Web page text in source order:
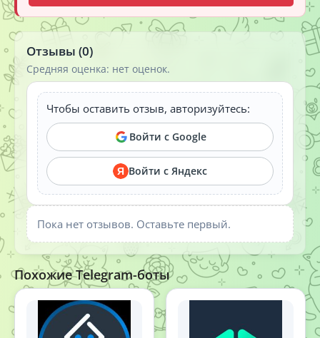
Отзывы (0)
Средняя оценка: нет оценок.
Чтобы оставить отзыв, авторизуйтесь:
Войти с Google
Я Войти с Яндекс
Пока нет отзывов. Оставьте первый.
Похожие Telegram-боты